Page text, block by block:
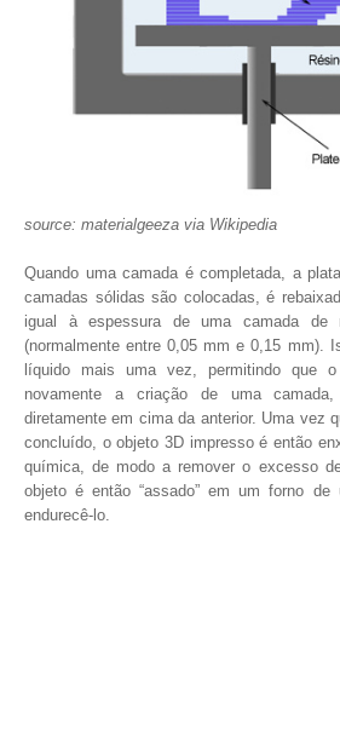
source: materialgeeza via Wikipedia
Quando uma camada é completada, a
camadas sólidas são colocadas, é
igual à espessura de uma camada de
(normalmente entre 0,05 mm e 0,15 mm).
líquido mais uma vez, permitindo que
novamente a criação de uma
diretamente em cima da anterior. Uma vez
concluído, o objeto 3D impresso é então
química, de modo a remover o excesso
objeto é então “assado” em um forno
endurecê-lo.